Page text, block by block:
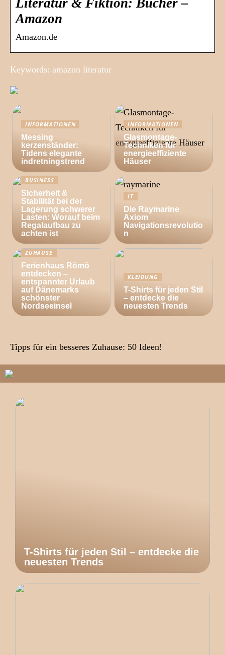
Literatur & Fiktion: Bücher –
Amazon
Amazon.de
Keywords: amazon literatur
INFORMATIONEN
Messing
kerzenständer:
Tidens elegante
indretningstrend
INFORMATIONEN
Glasmontage-
Techniken für
energieeffiziente
Häuser
BUSINESS
Sicherheit &
Stabilität bei der
Lagerung schwerer
Lasten: Worauf beim
Regalaufbau zu
achten ist
IT
Die Raymarine
Axiom
Navigationsrevolutio
n
ZUHAUSE
Ferienhaus Römö
entdecken –
entspannter Urlaub
auf Dänemarks
schönster
Nordseeinsel
KLEIDUNG
T-Shirts für jeden Stil
– entdecke die
neuesten Trends
Tipps für ein besseres Zuhause: 50 Ideen!
T-Shirts für jeden Stil – entdecke die
neuesten Trends